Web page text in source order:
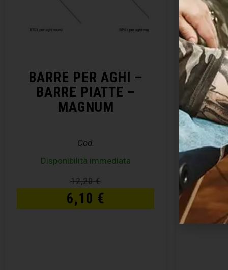
BARRE PER AGHI –
BARRE PIATTE –
MAGNUM
Cod.
Disponibilità immediata
12,20€
6,10 €